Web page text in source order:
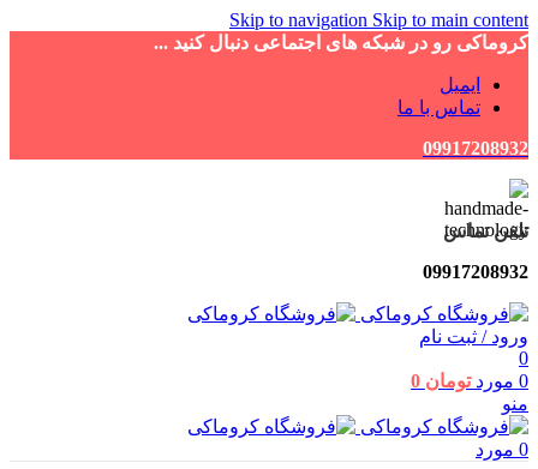
Skip to navigation Skip to main content
کروماکی رو در شبکه های اجتماعی دنبال کنید ...
ایمیل
تماس با ما
09917208932
تلفن تماس
09917208932
ورود / ثبت نام
0
0 مورد تومان
منو
0 مورد